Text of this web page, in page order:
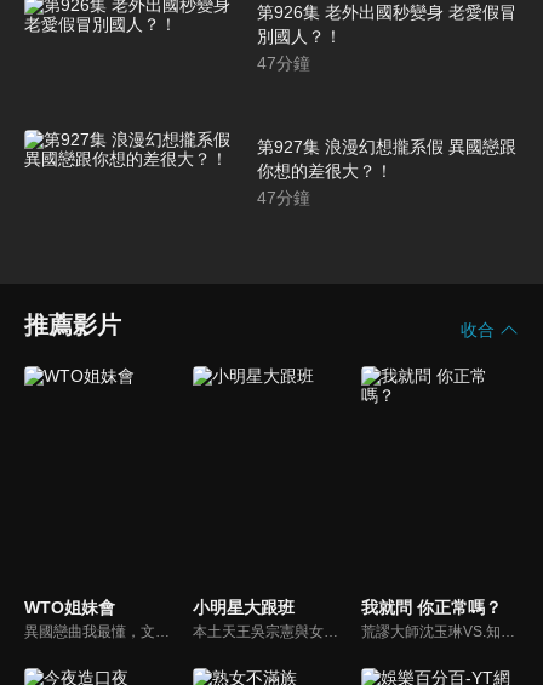
第926集 老外出國秒變身 老愛假冒
別國人？！
47分鐘
第927集 浪漫幻想攏系假 異國戀跟
你想的差很大？！
47分鐘
推薦影片 收合
WTO姐妹會 小明星大跟班
本土天王吳宗憲與女兒吳姍儒（Sandy）搭檔主持，每集邀請來賓暢談演藝圈大小事，父女檔聯手笑果十足，老梗搭上新世代，最新組合強勢登場！
我就問 你正常嗎？